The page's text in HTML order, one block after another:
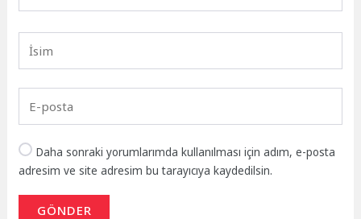
Daha sonraki yorumlarımda kullanılması için adım, e-posta
adresim ve site adresim bu tarayıcıya kaydedilsin.
GÖNDER